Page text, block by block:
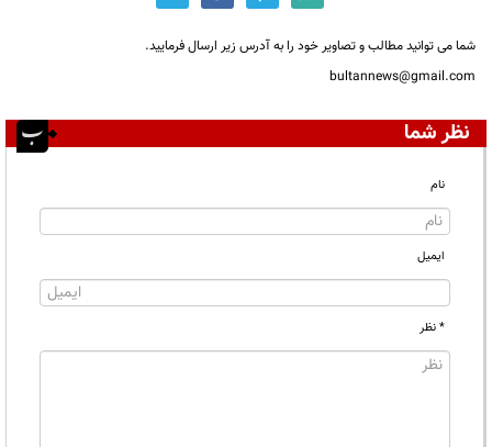
شما می توانید مطالب و تصاویر خود را به آدرس زیر ارسال فرمایید.
bultannews@gmail.com
نظر شما
نام
ایمیل
* نظر